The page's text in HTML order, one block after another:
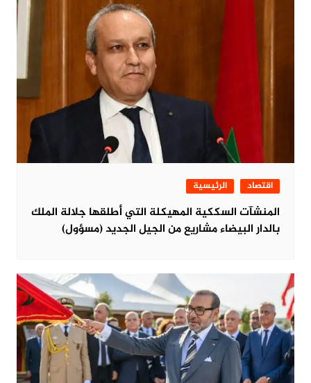
اقتصاد الرئيسية
المنشآت السككية المهيكلة التي أطلقها جلالة الملك
بالدار البيضاء مشاريع من الجيل الجديد (مسؤول)